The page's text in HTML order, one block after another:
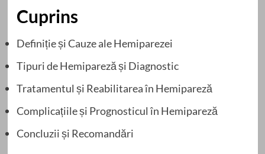
Cuprins
Definiție și Cauze ale Hemiparezei
Tipuri de Hemipareză și Diagnostic
Tratamentul și Reabilitarea în Hemipareză
Complicațiile și Prognosticul în Hemipareză
Concluzii și Recomandări